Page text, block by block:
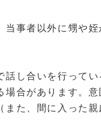
当事者以外に甥や
話し合いを行って
場合があります。
また、間に入った